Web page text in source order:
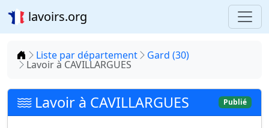
lavoirs.org
Accueil
Liste par département Gard (30)
Lavoir à CAVILLARGUES
Lavoir à CAVILLARGUES Publié